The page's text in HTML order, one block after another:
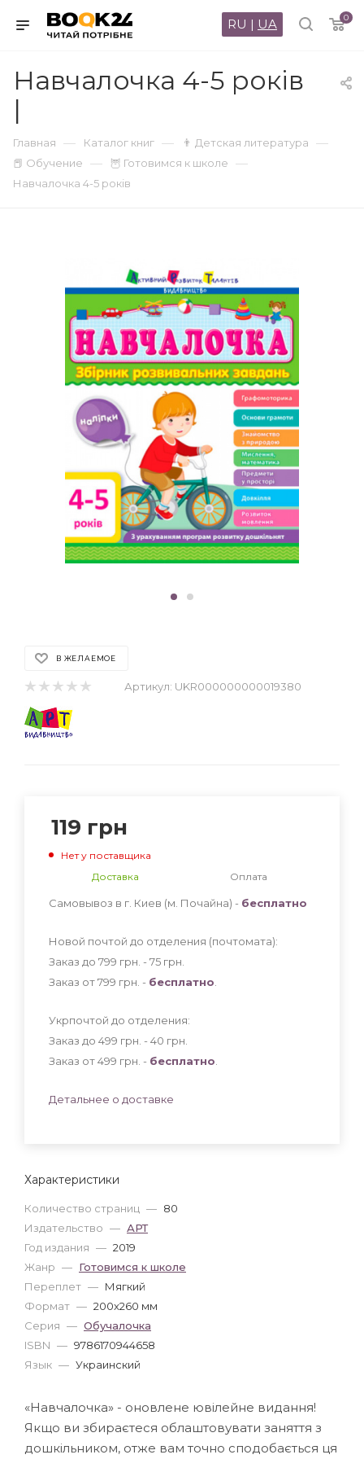
0
RU | UA
Навчалочка 4-5 років
|
Главная — Каталог книг — 👨 Детская литература —
📕 Обучение — 🦉 Готовимся к школе —
Навчалочка 4-5 років
В ЖЕЛАЕМОЕ
Артикул: UKR000000000019380
Характеристики
Количество страниц — 80
Издательство — АРТ
Год издания — 2019
Жанр — Готовимся к школе
Переплет — Мягкий
Формат — 200x260 мм
Серия — Обучалочка
ISBN — 9786170944658
Язык — Украинский
119 грн
Нет у поставщика
Доставка
Оплата
Самовывоз в г. Киев (м. Почайна) - бесплатно
Новой почтой до отделения (почтомата):
Заказ до 799 грн. - 75 грн
Заказ от 799 грн. - бесплатно
Укрпочтой до отделения:
Заказ до 499 грн. - 40 грн
Заказ от 499 грн. - бесплатно
Детальнее о доставке
«Навчалочка» - оновлене ювілейне видання!
Якщо ви збираєтеся облаштовувати заняття з
дошкільником, отже вам точно сподобається ця